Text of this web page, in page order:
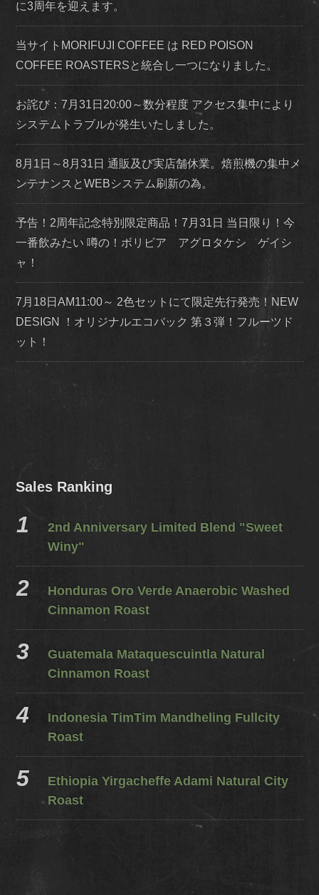
に3周年を迎えます。
当サイトMORIFUJI COFFEE は RED POISON
COFFEE ROASTERSと統合し一つになりました。
お詫び：7月31日20:00～数分程度 アクセス集中により
システムトラブルが発生いたしました。
8月1日～8月31日 通販及び実店舗休業。焙煎機の集中メ
ンテナンスとWEBシステム刷新の為。
予告！2周年記念特別限定商品！7月31日 当日限り！今
一番飲みたい 噂の！ボリビア アグロタケシ ゲイシ
ャ！
7月18日AM11:00～ 2色セットにて限定先行発売！NEW
DESIGN ！オリジナルエコバック 第３弾！フルーツド
ット！
Sales Ranking
2nd Anniversary Limited Blend "Sweet
Winy"
Honduras Oro Verde Anaerobic Washed
Cinnamon Roast
Guatemala Mataquescuintla Natural
Cinnamon Roast
Indonesia TimTim Mandheling Fullcity
Roast
Ethiopia Yirgacheffe Adami Natural City
Roast